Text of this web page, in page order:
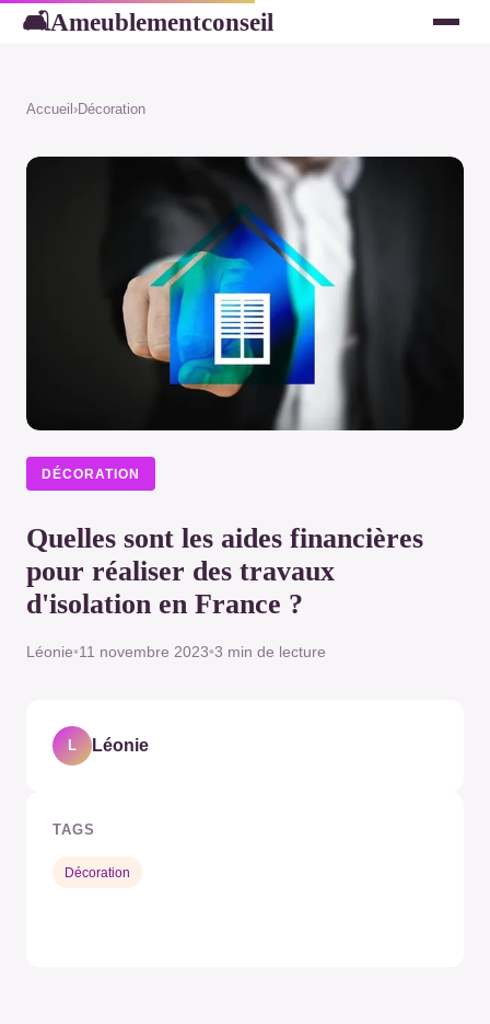
🛋Ameublementconseil
Accueil ›Décoration
DÉCORATION
Quelles sont les aides financières
pour réaliser des travaux
d'isolation en France ?
Léonie•11 novembre 2023•3 min de lecture
L Léonie
TAGS
Décoration